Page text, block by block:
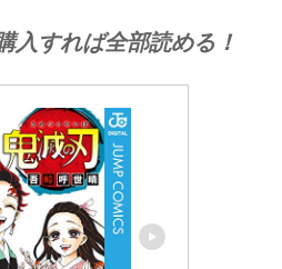
入すれば全部読める！